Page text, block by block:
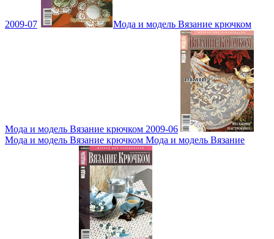
2009-07 Мода и модель Вязание крючком
Мода и модель Вязание крючком 2009-06
Мода и модель Вязание крючком Мода и модель Вязание